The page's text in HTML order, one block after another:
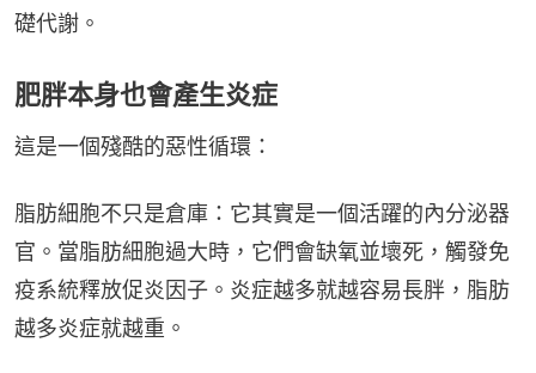
礎代謝。
肥胖本身也會產生炎症
這是一個殘酷的惡性循環：
脂肪細胞不只是倉庫：它其實是一個活躍的內分泌器
官。當脂肪細胞過大時，它們會缺氧並壞死，觸發免
疫系統釋放促炎因子。炎症越多就越容易長胖，脂肪
越多炎症就越重。